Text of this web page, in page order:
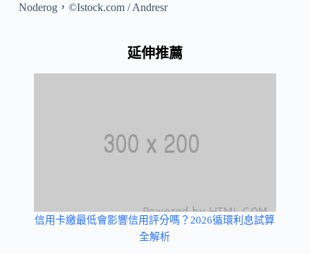
Noderog，©Istock.com / Andresr
延伸推薦
信用卡繳最低會影響信用評分嗎？2026循環利息試算
全解析